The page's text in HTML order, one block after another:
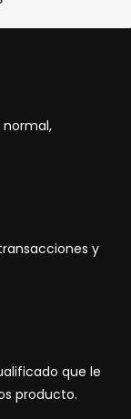
y
que le
producto.